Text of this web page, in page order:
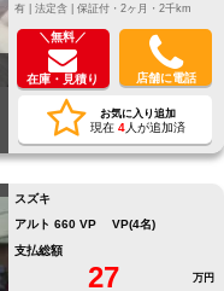
有 | 法定含 | 保証付・2ヶ月・2千km
＼無料／
在庫・見積り 店舗に電話
お気に入り追加
現在 4人が追加済
スズキ
アルト 660 VP VP(4名)
支払総額
27 万円